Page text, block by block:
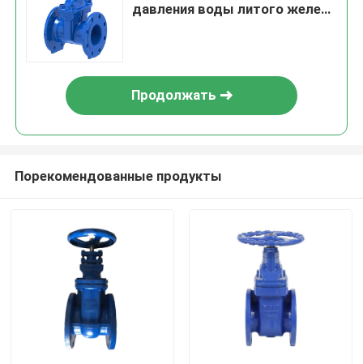
давления воды литого железа
Продолжать
Порекомендованные продукты